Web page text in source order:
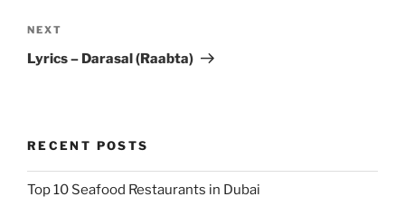
Next
Post
NEXT
Lyrics – Darasal (Raabta)
RECENT POSTS
Top 10 Seafood Restaurants in Dubai